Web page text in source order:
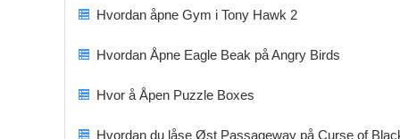
Hvordan åpne Gym i Tony Hawk 2
Hvordan Åpne Eagle Beak på Angry Birds
Hvor å Åpen Puzzle Boxes
Hvordan du låse Øst Passageway på Curse of